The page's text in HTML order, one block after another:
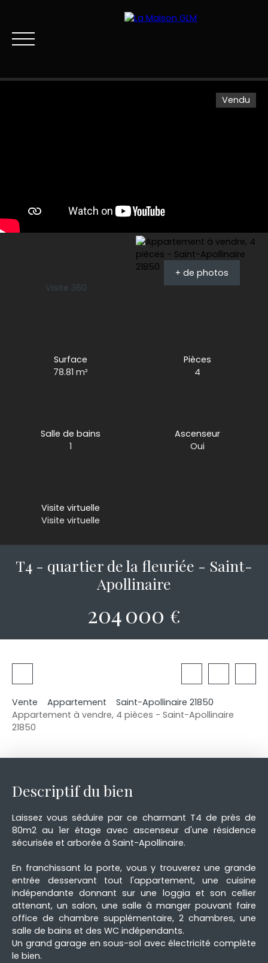
Vendu
Visite 360
+ de photos
Surface
78.81m²
Pièces
4
Salle de bains
1
Ascenseur
Oui
Visite virtuelle
Visite virtuelle
T4 - quartier de la fleuriée - Saint-
Apollinaire
204 000 €
Vente Appartement
Saint-Apollinaire 21850
Appartement à vendre, 4 pièces - Saint-Apollinaire
21850
Descriptif du bien
Laissez vous séduire par ce charmant T4 de près de
80m2 au 1er étage avec ascenseur d'une résidence
sécurisée et arborée à Saint-Apollinaire.
En franchissant la porte, vous y trouverez une grande
entrée desservant tout l'appartement, une cuisine
indépendante donnant sur une loggia et son cellier
attenant, un salon, une salle à manger pouvant faire
office de chambre supplémentaire, 2 chambres, une
salle de bains et des WC indépendants.
Un grand garage en sous-sol avec électricité complète
le bien.